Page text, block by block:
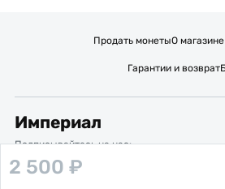
2 500 ₽
Продать монетыО магазине
Гарантии и возврат
Империал
Подписывайтесь на нас:
Вакансии